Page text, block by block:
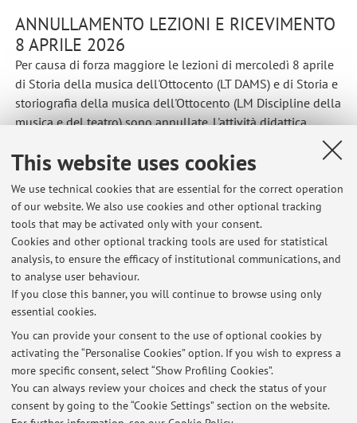
This website uses cookies
We use technical cookies that are essential for the correct operation
of our website. We also use cookies and other optional tracking
tools that may be activated only with your consent.
Cookies and other optional tracking tools are used for statistical
analysis, to ensure the efficacy of institutional communications, and
to analyse user behaviour.
If you close this banner, you will continue to browse using only
essential cookies.
You can provide your consent to the use of optional cookies by
activating the “Personalise Cookies” option. If you wish to express a
more specific consent, select “Show Profiling Cookies”.
You can always review your choices and check the status of your
consent by going to the “Cookie Settings” section on the website.
ANNULLAMENTO LEZIONI E RICEVIMENTO
8 APRILE 2026
Per causa di forza maggiore le lezioni di mercoledì 8 aprile
di Storia della musica dell'Ottocento (LT DAMS) e di Storia e
storiografia della musica dell'Ottocento (LM Discipline della
musica e del teatro) sono annullate. L'attività didattica
Published on: April 07 2026
Latest news
ANNULLAMENTO LEZIONI E RICEVIMENTO 8 APRILE 2026
Published on: April 07 2026
solo per il 18 marzo 2026: ricevimento ore 15-17, studio docente
Published on: March 14 2026
Ricevimento e lezioni sospesi mercoledì 16 aprile 2025
Published on: April 08 2025